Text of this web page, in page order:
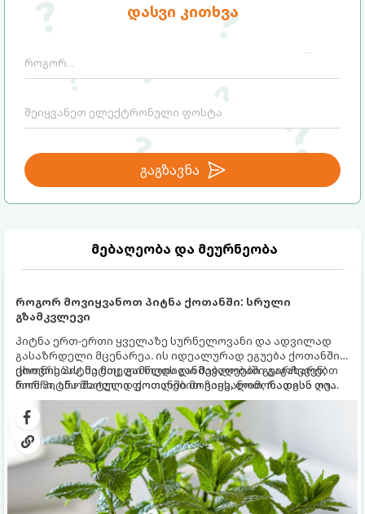
დასვი კითხვა
გაგზავნა
მებაღეობა და მეურნეობა
როგორ მოვიყვანოთ პიტნა ქოთანში: სრული
გზამკვლევი
პიტნა ერთ-ერთი ყველაზე სურნელოვანი და ადვილად
გასაზრდელი მცენარეა. ის იდეალურად ეგუება ქოთანში
ცხოვრებას, მეტიც, გამოცდილი მებაღეები გვირჩევენ,
რომ პიტნა მხოლოდ ქოთანში მოვიყვანოთ, რადგან ღია
გრუნტში (ბაღში) დარგვისას ის ფესვებით ძალიან
სწრაფად ვრცელდება და სხვა მცენარეებს ავიწროებს.
ქოთნის პიტნა მთელი წლის განმავლობაში გაგახარებთ
ნორჩი, არომატული ფოთლებით ჩაის, ლიმონათისა თუ
კერძებისთვის.
ეზოთერიკასა და ფსიქოლოგიაში ეს
ფენომენი ხშირად სხვანაირად
რეალური, მაგრამ ჯერ კიდევ უხილავი
საფრთხისგან შორს მივყავართ.
სამყაროს მცდელობაა: